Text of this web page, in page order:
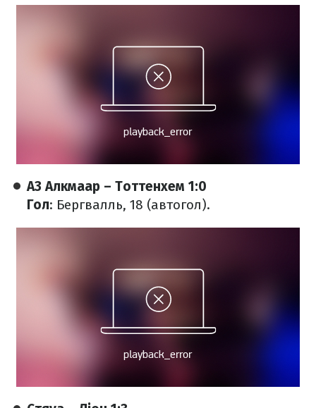
АЗ Алкмаар – Тоттенхем 1:0
Гол: Бергвалль, 18 (автогол).